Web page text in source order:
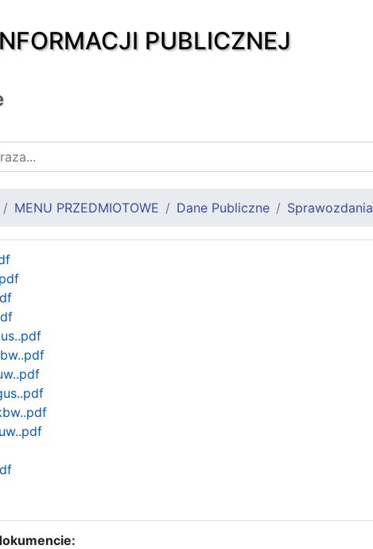
PUBLICZNEJ
MENU PRZEDMIOTOWE Dane Publiczne Sprawozdania